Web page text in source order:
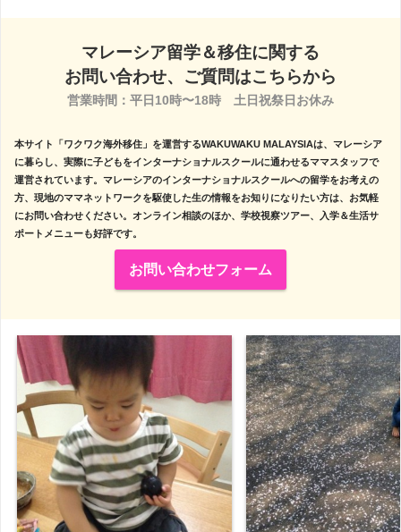
マレーシア留学＆移住に関する
お問い合わせ、ご質問はこちらから
営業時間：平日10時〜18時　土日祝祭日お休み
本サイト「ワクワク海外移住」を運営するWAKUWAKU MALAYSIAは、マレーシア
に暮らし、実際に子どもをインターナショナルスクールに通わせるママスタッフで
運営されています。マレーシアのインターナショナルスクールへの留学をお考えの
方、現地のママネットワークを駆使した生の情報をお知りになりたい方は、お気軽
にお問い合わせください。オンライン相談のほか、学校視察ツアー、入学＆生活サ
ポートメニューも好評です。
お問い合わせフォーム